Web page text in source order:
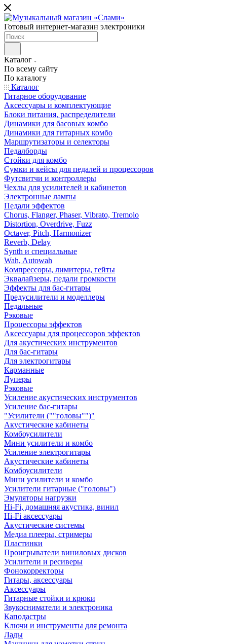
Готовый интернет-магазин электроники
Каталог
По всему сайту
По каталогу
Каталог
Гитарное оборудование
Аксессуары и комплектующие
Блоки питания, распределители
Динамики для басовых комбо
Динамики для гитарных комбо
Маршрутизаторы и селекторы
Педалборды
Стойки для комбо
Сумки и кейсы для педалей и процессоров
Футсвитчи и контроллеры
Чехлы для усилителей и кабинетов
Электронные лампы
Педали эффектов
Chorus, Flanger, Phaser, Vibrato, Tremolo
Distortion, Overdrive, Fuzz
Octaver, Pitch, Harmonizer
Reverb, Delay
Synth и специальные
Wah, Autowah
Компрессоры, лимитеры, гейты
Эквалайзеры, педали громкости
Эффекты для бас-гитары
Предусилители и моделлеры
Педальные
Рэковые
Процессоры эффектов
Аксессуары для процессоров эффектов
Для акустических инструментов
Для бас-гитары
Для электрогитары
Карманные
Луперы
Рэковые
Усиление акустических инструментов
Усиление бас-гитары
"Усилители (""головы"")"
Акустические кабинеты
Комбоусилители
Мини усилители и комбо
Усиление электрогитары
Акустические кабинеты
Комбоусилители
Мини усилители и комбо
Усилители гитарные ("головы")
Эмуляторы нагрузки
Hi-Fi, домашняя акустика, винил
Hi-Fi аксессуары
Акустические системы
Медиа плееры, стримеры
Пластинки
Проигрыватели виниловых дисков
Усилители и ресиверы
Фонокорректоры
Гитары, аксессуары
Аксессуары
Гитарные стойки и крюки
Звукосниматели и электроника
Каподастры
Ключи и инструменты для ремонта
Лады